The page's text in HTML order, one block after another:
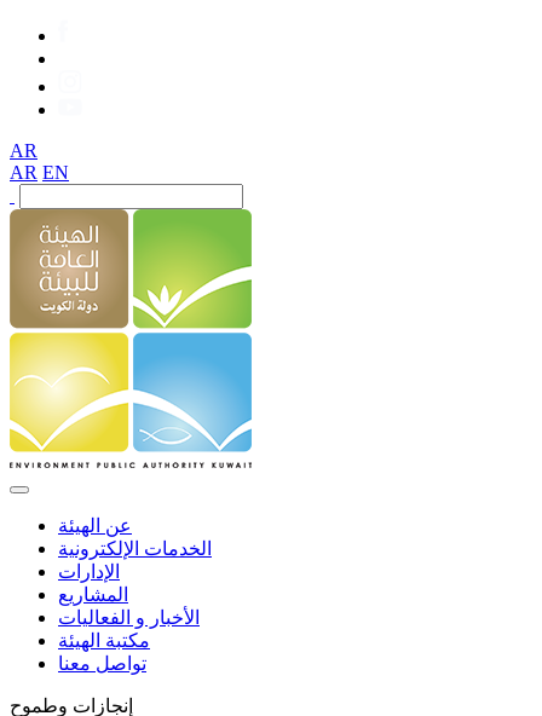
AR
AR EN
عن الهيئة
الخدمات الإلكترونية
الإدارات
المشاريع
الأخبار و الفعاليات
مكتبة الهيئة
تواصل معنا
إنجازات وطموح